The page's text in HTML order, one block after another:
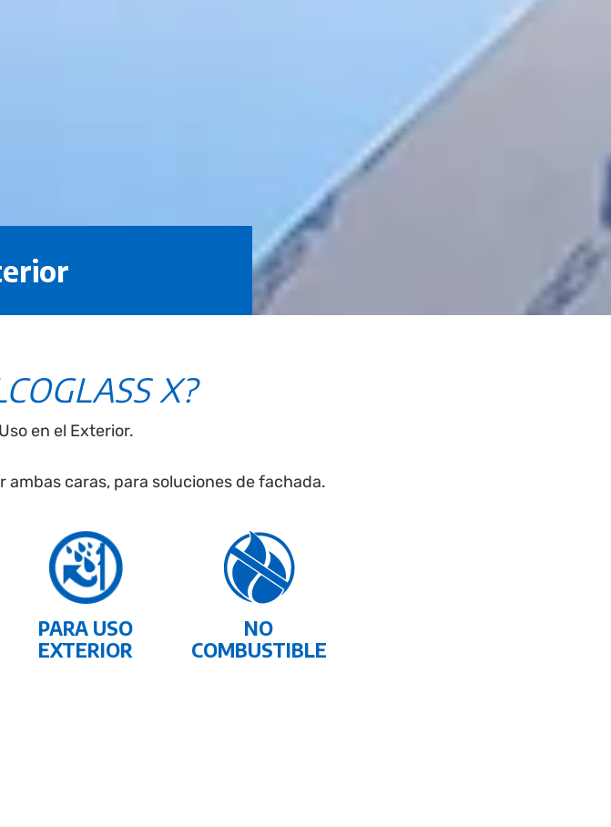
X?
en el Exterior.
ambas caras, para soluciones de fachada.
PARA USO
EXTERIOR
NO
COMBUSTIBLE